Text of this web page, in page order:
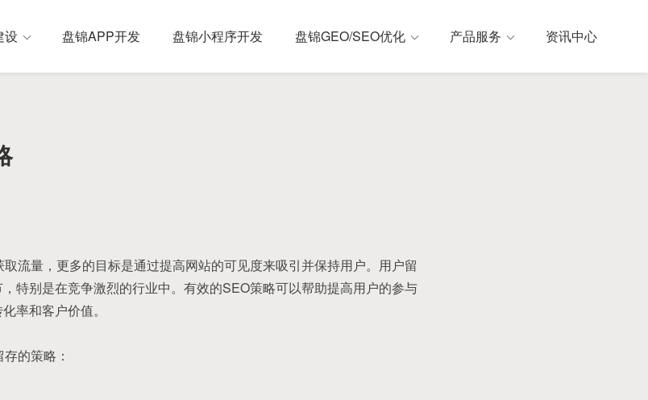
设 盘锦APP开发 盘锦小程序开发 盘锦GEO/SEO优化 产品服务 资讯中心
流量，更多的目标是通过提高网站的可见度来吸引并保持用户。用户留
特别是在竞争激烈的行业中。有效的SEO策略可以帮助提高用户的参与
率和客户价值。
的策略：